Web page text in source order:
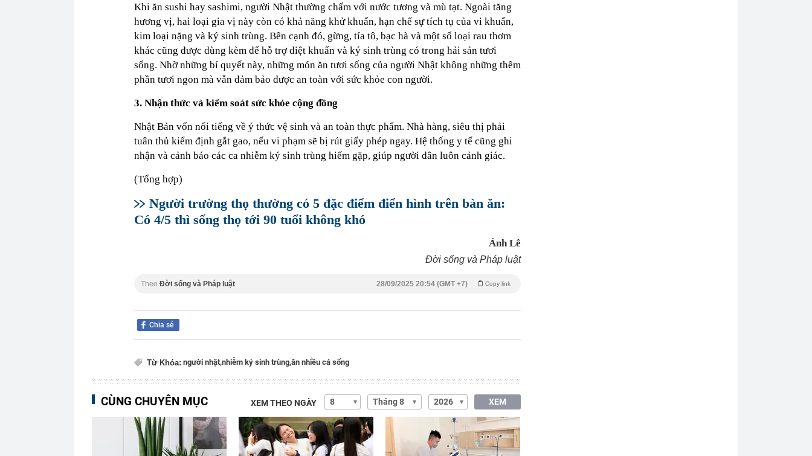
Khi ăn sushi hay sashimi, người Nhật thường chấm với nước tương và mù tạt. Ngoài tăng
hương vị, hai loại gia vị này còn có khả năng khử khuẩn, hạn chế sự tích tụ của vi khuẩn,
kim loại nặng và ký sinh trùng. Bên cạnh đó, gừng, tía tô, bạc hà và một số loại rau thơm
khác cũng được dùng kèm để hỗ trợ diệt khuẩn và ký sinh trùng có trong hải sản tươi
sống. Nhờ những bí quyết này, những món ăn tươi sống của người Nhật không những thêm
phần tươi ngon mà vẫn đảm bảo được an toàn với sức khỏe con người.
3. Nhận thức và kiểm soát sức khỏe cộng đồng
Nhật Bản vốn nổi tiếng về ý thức vệ sinh và an toàn thực phẩm. Nhà hàng, siêu thị phải
tuân thủ kiểm định gắt gao, nếu vi phạm sẽ bị rút giấy phép ngay. Hệ thống y tế cũng ghi
nhận và cảnh báo các ca nhiễm ký sinh trùng hiếm gặp, giúp người dân luôn cảnh giác.
(Tổng hợp)
Người trường thọ thường có 5 đặc điểm điển hình trên bàn ăn:
Có 4/5 thì sống thọ tới 90 tuổi không khó
Ánh Lê
Đời sống và Pháp luật
Theo Đời sống và Pháp luật Copy link
28/09/2025 20:54 (GMT +7)
Chia sẻ
Từ Khóa: người nhật,nhiễm ký sinh trùng,ăn nhiều cá sống
CÙNG CHUYÊN MỤC XEM THEO NGÀY XEM